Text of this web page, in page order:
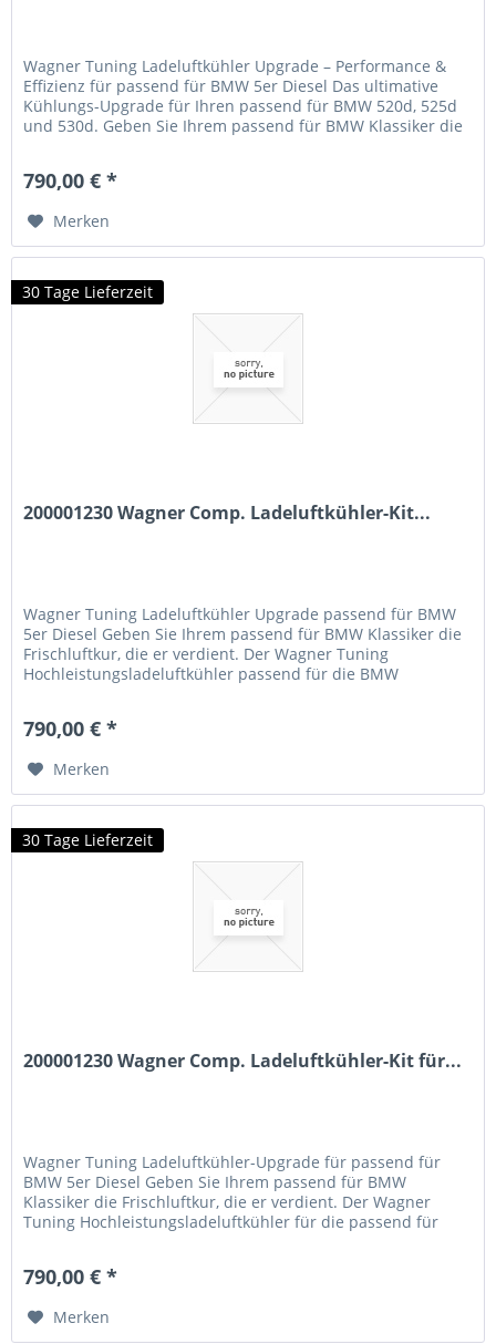
Wagner Tuning Ladeluftkühler Upgrade – Performance &
Effizienz für passend für BMW 5er Diesel Das ultimative
Kühlungs-Upgrade für Ihren passend für BMW 520d, 525d
und 530d. Geben Sie Ihrem passend für BMW Klassiker die
die Wert auf gesteigerte Effizienz und spürbar...
790,00 € *
Merken
30 Tage Lieferzeit
200001230 Wagner Comp. Ladeluftkühler-Kit...
Wagner Tuning Ladeluftkühler Upgrade passend für BMW
5er Diesel Geben Sie Ihrem passend für BMW Klassiker die
Frischluftkur, die er verdient. Der Wagner Tuning
Hochleistungsladeluftkühler passend für die BMW
als Ersatz für einen gealterten Serienkühler oder...
790,00 € *
Merken
30 Tage Lieferzeit
200001230 Wagner Comp. Ladeluftkühler-Kit für...
Wagner Tuning Ladeluftkühler-Upgrade für passend für
BMW 5er Diesel Geben Sie Ihrem passend für BMW
Klassiker die Frischluftkur, die er verdient. Der Wagner
Tuning Hochleistungsladeluftkühler für die passend für
legen. Ob als Ersatz für einen gealterten...
790,00 € *
Merken